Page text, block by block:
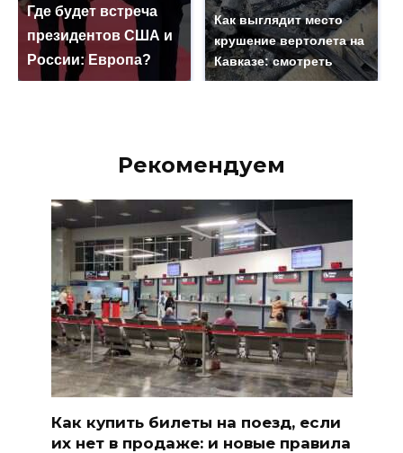
Где будет встреча
президентов США и
России: Европа?
Как выглядит место
крушение вертолета на
Кавказе: смотреть
Рекомендуем
Как купить билеты на поезд, если
их нет в продаже: и новые правила